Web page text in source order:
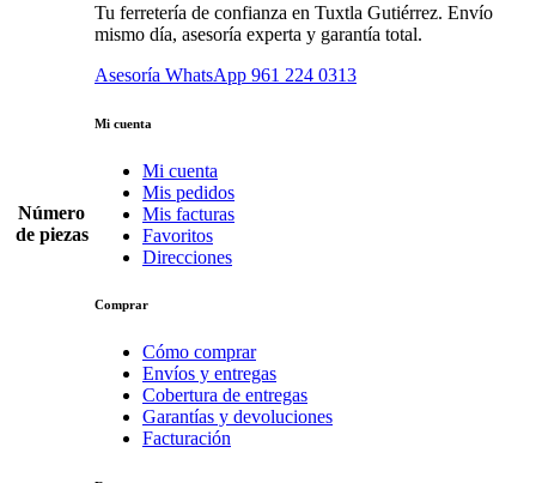
Número
de piezas
Tu ferretería de confianza en Tuxtla Gutiérrez. Envío
mismo día, asesoría experta y garantía total.
Asesoría WhatsApp 961 224 0313
Mi cuenta
Mi cuenta
Mis pedidos
Mis facturas
Favoritos
Direcciones
Comprar
Cómo comprar
Envíos y entregas
Cobertura de entregas
Garantías y devoluciones
Facturación